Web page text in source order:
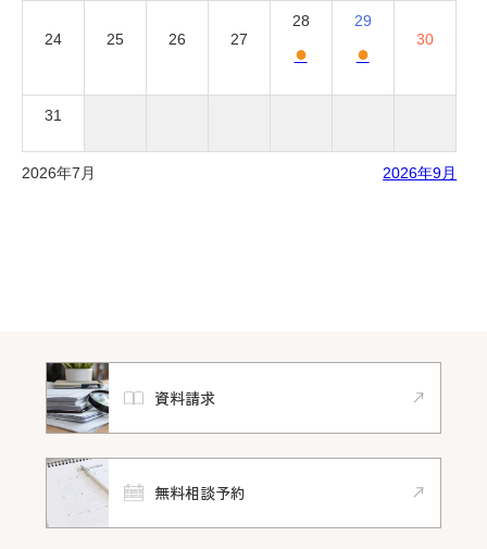
24 25 26 27
28
●
29
●
30
31
2026年7月 2026年9月
資料請求
無料相談予約